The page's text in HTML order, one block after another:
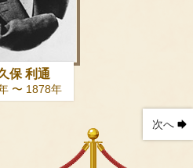
保 利通
〜 1878年
次へ